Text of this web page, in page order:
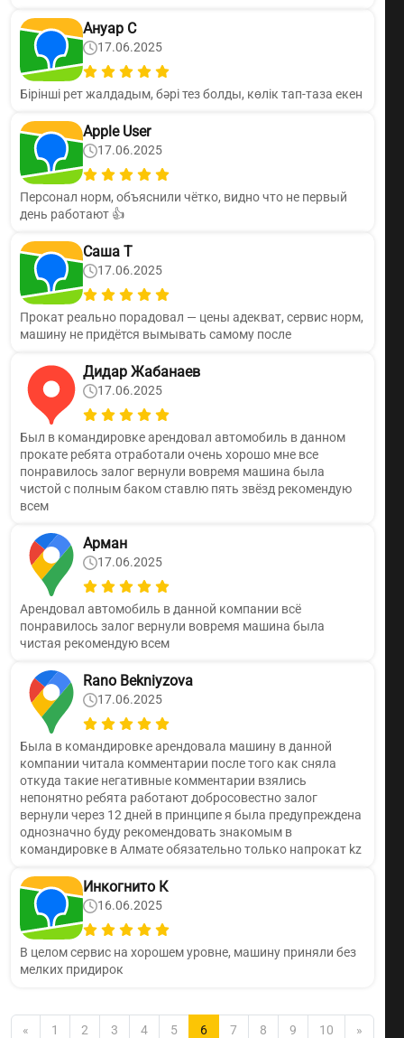
Ануар С
17.06.2025
Бірінші рет жалдадым, бәрі тез болды, көлік тап-таза екен
Apple User
17.06.2025
Персонал норм, объяснили чётко, видно что не первый
день работают 👍
Саша T
17.06.2025
Прокат реально порадовал — цены адекват, сервис норм,
машину не придётся вымывать самому после
Дидар Жабанаев
17.06.2025
Был в командировке арендовал автомобиль в данном
прокате ребята отработали очень хорошо мне все
понравилось залог вернули вовремя машина была
чистой с полным баком ставлю пять звёзд рекомендую
всем
Арман
17.06.2025
Арендовал автомобиль в данной компании всё
понравилось залог вернули вовремя машина была
чистая рекомендую всем
Rano Bekniyzova
17.06.2025
Была в командировке арендовала машину в данной
компании читала комментарии после того как сняла
откуда такие негативные комментарии взялись
непонятно ребята работают добросовестно залог
вернули через 12 дней в принципе я была предупреждена
однозначно буду рекомендовать знакомым в
командировке в Алмате обязательно только напрокат kz
Инкогнито К
16.06.2025
В целом сервис на хорошем уровне, машину приняли без
мелких придирок
« 1 2 3 4 5 6 7 8 9 10 »